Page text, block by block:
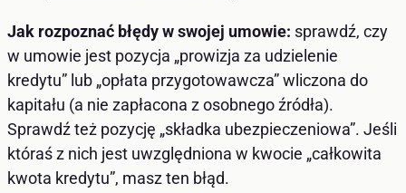
Jak rozpoznać błędy w swojej umowie: sprawdź, czy
w umowie jest pozycja „prowizja za udzielenie
kredytu” lub „opłata przygotowawcza” wliczona do
kapitału (a nie zapłacona z osobnego źródła).
Sprawdź też pozycję „składka ubezpieczeniowa”. Jeśli
któraś z nich jest uwzględniona w kwocie „całkowita
kwota kredytu”, masz ten błąd.